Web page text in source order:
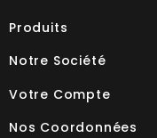
Produits
Notre Société
Votre Compte
Nos Coordonnées